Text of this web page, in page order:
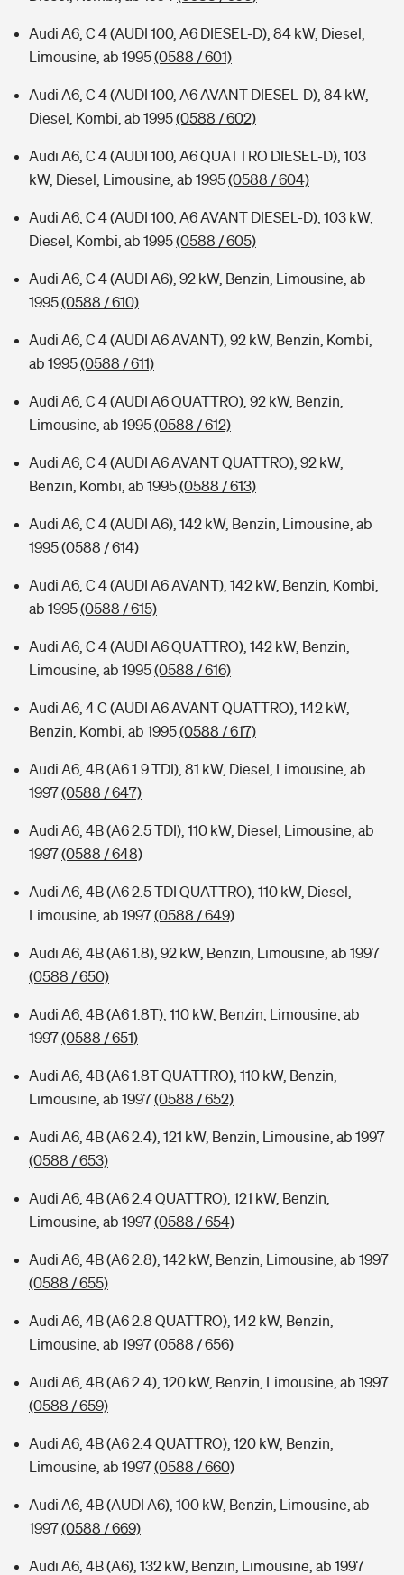
Audi A6, C 4 (AUDI 100, A6 DIESEL-D), 84 kW, Diesel,
Limousine, ab 1995(0588 / 601)
Audi A6, C 4 (AUDI 100, A6 AVANT DIESEL-D), 84 kW,
Diesel, Kombi, ab 1995(0588 / 602)
Audi A6, C 4 (AUDI 100, A6 QUATTRO DIESEL-D), 103
kW, Diesel, Limousine, ab 1995(0588 / 604)
Audi A6, C 4 (AUDI 100, A6 AVANT DIESEL-D), 103 kW,
Diesel, Kombi, ab 1995(0588 / 605)
Audi A6, C 4 (AUDI A6), 92 kW, Benzin, Limousine, ab
1995(0588 / 610)
Audi A6, C 4 (AUDI A6 AVANT), 92 kW, Benzin, Kombi,
ab 1995(0588 / 611)
Audi A6, C 4 (AUDI A6 QUATTRO), 92 kW, Benzin,
Limousine, ab 1995(0588 / 612)
Audi A6, C 4 (AUDI A6 AVANT QUATTRO), 92 kW,
Benzin, Kombi, ab 1995(0588 / 613)
Audi A6, C 4 (AUDI A6), 142 kW, Benzin, Limousine, ab
1995(0588 / 614)
Audi A6, C 4 (AUDI A6 AVANT), 142 kW, Benzin, Kombi,
ab 1995(0588 / 615)
Audi A6, C 4 (AUDI A6 QUATTRO), 142 kW, Benzin,
Limousine, ab 1995(0588 / 616)
Audi A6, 4 C (AUDI A6 AVANT QUATTRO), 142 kW,
Benzin, Kombi, ab 1995(0588 / 617)
Audi A6, 4B (A6 1.9 TDI), 81 kW, Diesel, Limousine, ab
1997(0588 / 647)
Audi A6, 4B (A6 2.5 TDI), 110 kW, Diesel, Limousine, ab
1997(0588 / 648)
Audi A6, 4B (A6 2.5 TDI QUATTRO), 110 kW, Diesel,
Limousine, ab 1997(0588 / 649)
Audi A6, 4B (A6 1.8), 92 kW, Benzin, Limousine, ab 1997
(0588 / 650)
Audi A6, 4B (A6 1.8T), 110 kW, Benzin, Limousine, ab
1997(0588 / 651)
Audi A6, 4B (A6 1.8T QUATTRO), 110 kW, Benzin,
Limousine, ab 1997(0588 / 652)
Audi A6, 4B (A6 2.4), 121 kW, Benzin, Limousine, ab 1997
(0588 / 653)
Audi A6, 4B (A6 2.4 QUATTRO), 121 kW, Benzin,
Limousine, ab 1997(0588 / 654)
Audi A6, 4B (A6 2.8), 142 kW, Benzin, Limousine, ab 1997
(0588 / 655)
Audi A6, 4B (A6 2.8 QUATTRO), 142 kW, Benzin,
Limousine, ab 1997(0588 / 656)
Audi A6, 4B (A6 2.4), 120 kW, Benzin, Limousine, ab 1997
(0588 / 659)
Audi A6, 4B (A6 2.4 QUATTRO), 120 kW, Benzin,
Limousine, ab 1997(0588 / 660)
Audi A6, 4B (AUDI A6), 100 kW, Benzin, Limousine, ab
1997(0588 / 669)
Audi A6, 4B (A6), 132 kW, Benzin, Limousine, ab 1997